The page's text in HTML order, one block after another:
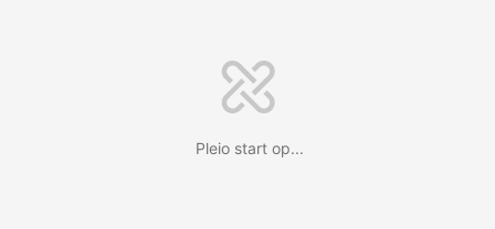
Pleio start op...